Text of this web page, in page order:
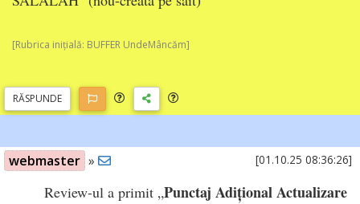
[Rubrica inițială: BUFFER UndeMâncăm]
RĂSPUNDE
webmaster [01.10.25 08:36:26]
»
Review-ul a primit „Punctaj Adițional Actualizare